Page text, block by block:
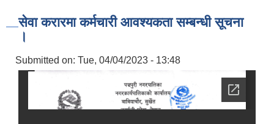
सेवा करारमा कर्मचारी आवश्यकता सम्बन्धी सूचना
।
Submitted on: Tue, 04/04/2023 - 13:48